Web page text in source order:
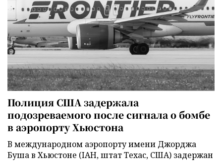
Полиция США задержала
подозреваемого после сигнала о бомбе
в аэропорту Хьюстона
В международном аэропорту имени Джорджа
Буша в Хьюстоне (IAH, штат Техас, США) задержан